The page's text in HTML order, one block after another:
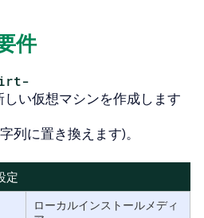
件
しい仮想マシンを作成します
列に置き換えます)。
定
ローカルインストールメディ